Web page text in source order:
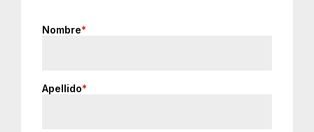
Nombre*
Apellido*